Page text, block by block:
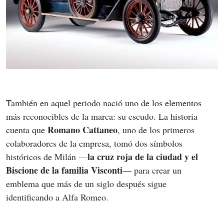
También en aquel periodo nació uno de los elementos
más reconocibles de la marca: su escudo. La historia
cuenta que Romano Cattaneo, uno de los primeros
colaboradores de la empresa, tomó dos símbolos
históricos de Milán —la cruz roja de la ciudad y el
Biscione de la familia Visconti— para crear un
emblema que más de un siglo después sigue
identificando a Alfa Romeo.